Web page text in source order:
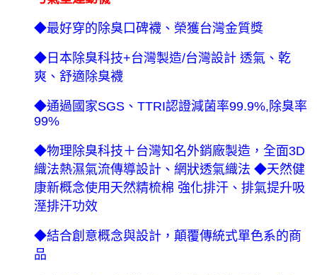
◆最好穿的除臭口碑襪、榮獲台灣金質獎
◆日本除臭科技+台灣製造/台灣設計 透氣、乾
爽、舒適除臭襪
◆通過國家SGS、TTRI認證減菌率99.9%,除臭率
99%
◆物理除臭科技＋台灣知名外銷廠製造，全面3D
織法熱濕氣流傳導設計、網狀透氣織法 ◆天然健
康新概念使用天然精梳棉 強化排汗、排氣提升吸
溼排汗功效
◆結合創意概念與設計，顛覆傳統式單色系的商
品